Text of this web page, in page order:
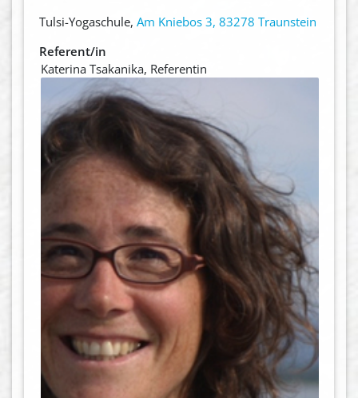
Tulsi-Yogaschule, Am Kniebos 3, 83278 Traunstein
Referent/in
Katerina Tsakanika, Referentin